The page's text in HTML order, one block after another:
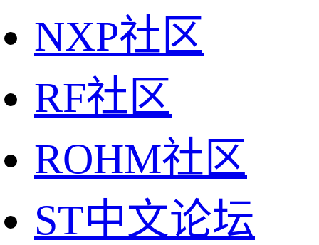
NXP社区
RF社区
ROHM社区
ST中文论坛